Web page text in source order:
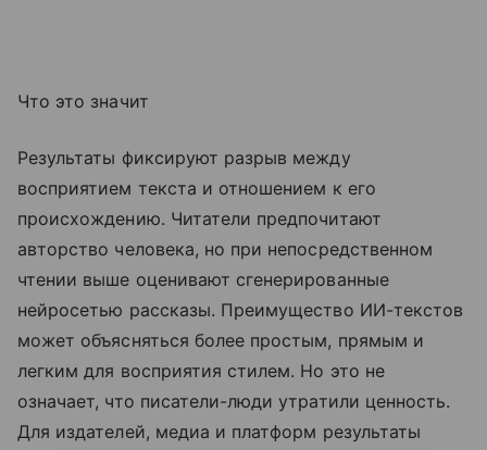
Что это значит
Результаты фиксируют разрыв между
восприятием текста и отношением к его
происхождению. Читатели предпочитают
авторство человека, но при непосредственном
чтении выше оценивают сгенерированные
нейросетью рассказы. Преимущество ИИ-текстов
может объясняться более простым, прямым и
легким для восприятия стилем. Но это не
означает, что писатели-люди утратили ценность.
Для издателей, медиа и платформ результаты